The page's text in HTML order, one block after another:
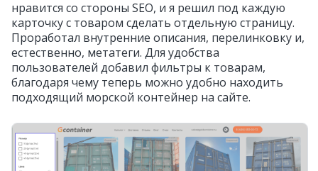
нравится со стороны SEO, и я решил под каждую
карточку с товаром сделать отдельную страницу.
Проработал внутренние описания, перелинковку и,
естественно, метатеги. Для удобства
пользователей добавил фильтры к товарам,
благодаря чему теперь можно удобно находить
подходящий морской контейнер на сайте.